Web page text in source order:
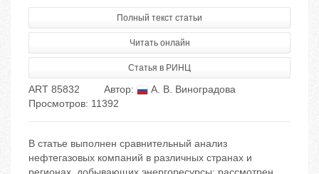
Полный текст статьи
Читать онлайн
Статья в РИНЦ
ART 85832 Автор:
А. В. Виноградова
Просмотров: 11392
В статье выполнен сравнительный анализ
нефтегазовых компаний в различных странах и